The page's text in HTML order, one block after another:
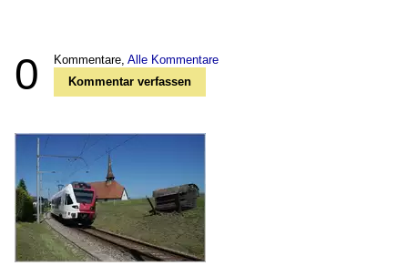
0 Kommentare, Alle Kommentare
Kommentar verfassen